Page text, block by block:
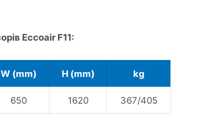
Eccoair F11:
W (mm) H (mm) kg
650 1620 367/405